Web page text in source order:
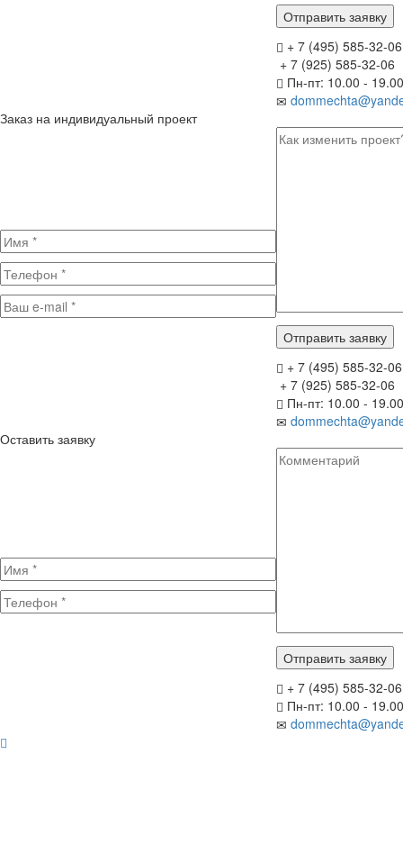
+ 7 (495) 585-32-06
+ 7 (925) 585-32-06
Пн-пт: 10.00 - 19.00
Заказ на индивидуальный проект
+ 7 (495) 585-32-06
+ 7 (925) 585-32-06
Пн-пт: 10.00 - 19.00
Оставить заявку
+ 7 (495) 585-32-06
Пн-пт: 10.00 - 19.00